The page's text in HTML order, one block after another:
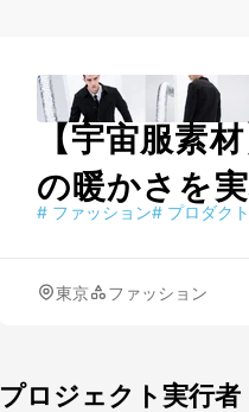
【宇宙服素
の暖かさを実
# ファッション# プロダクト
東京 ファッション
プロジェクト実行者